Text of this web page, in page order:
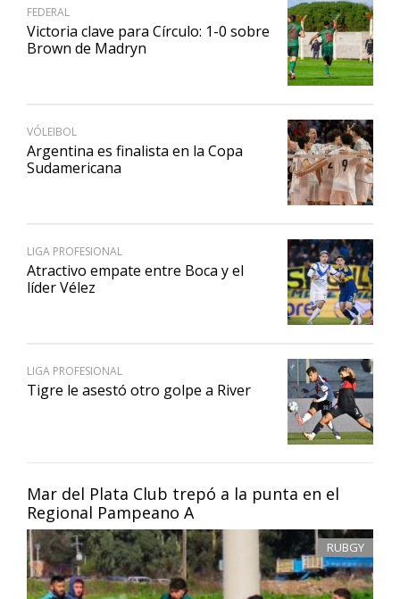
Mar del Plata Club trepó a la punta en el
Regional Pampeano A
RUBGY
FEDERAL
Victoria clave para Círculo: 1-0 sobre
Brown de Madryn
VÓLEIBOL
Argentina es finalista en la Copa
Sudamericana
LIGA PROFESIONAL
Atractivo empate entre Boca y el
líder Vélez
LIGA PROFESIONAL
Tigre le asestó otro golpe a River